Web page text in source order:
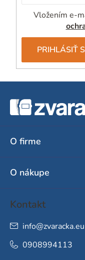
Vložením e-
PRIHLÁSIŤ
O firme
O nákupe
Kontakt
info@zvaracka.eu
0908994113